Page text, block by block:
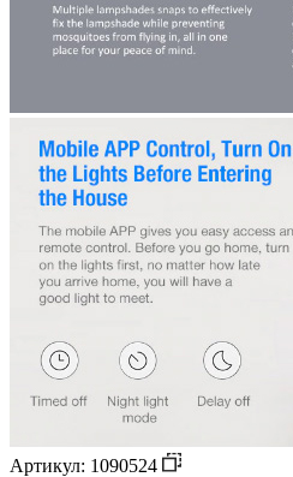
Артикул: 1090524